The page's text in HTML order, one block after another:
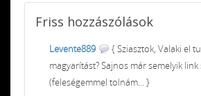
Friss hozzászólások
Levente889
{ Sziasztok, Valaki el
magyarítást? Sajnos már semelyik
(feleségemmel tolnám... }